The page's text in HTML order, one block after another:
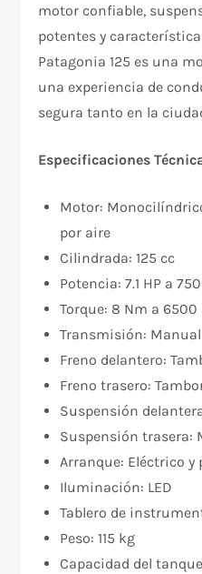
motor confiable,
potentes y
Patagonia 125 es una
una experiencia de
segura tanto en la
Especificaciones
Motor:
por aire
Cilindrada: 125 cc
Potencia: 7.1 HP a
Torque: 8 Nm a 6500
Transmisión:
Freno delantero:
Freno trasero:
Suspensión
Suspensión trasera:
Arranque: Eléctrico y
Iluminación: LED
Tablero de
Peso: 115 kg
Capacidad del